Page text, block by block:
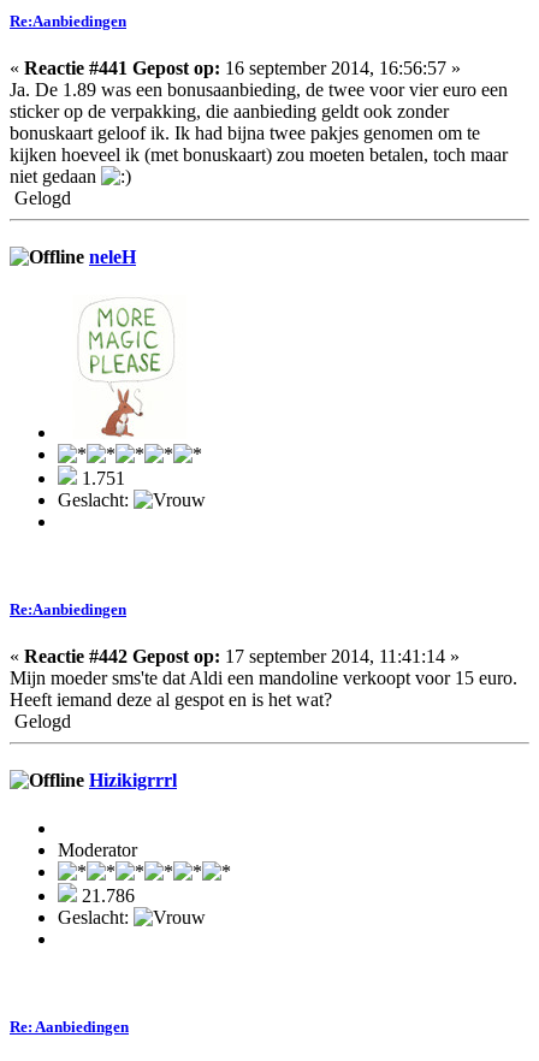
Re:Aanbiedingen
« Reactie #441 Gepost op: 16 september 2014, 16:56:57 »
Ja. De 1.89 was een bonusaanbieding, de twee voor vier euro een
sticker op de verpakking, die aanbieding geldt ook zonder
bonuskaart geloof ik. Ik had bijna twee pakjes genomen om te
kijken hoeveel ik (met bonuskaart) zou moeten betalen, toch maar
niet gedaan
Gelogd
neleH
1.751
Geslacht:
Re:Aanbiedingen
« Reactie #442 Gepost op: 17 september 2014, 11:41:14 »
Mijn moeder sms'te dat Aldi een mandoline verkoopt voor 15 euro.
Heeft iemand deze al gespot en is het wat?
Gelogd
Hizikigrrrl
Moderator
21.786
Geslacht:
Re: Aanbiedingen